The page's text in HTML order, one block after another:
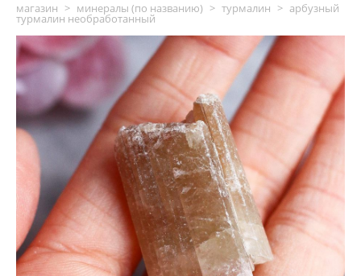
магазин > минералы (по названию) > турмалин > арбузный
турмалин необработанный